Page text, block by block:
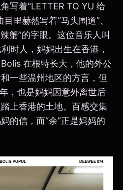
写着“LETTER TO YU 给
里赫然写着“马头围道”、
蟹”的字眼。这位音乐人叫
时人，妈妈出生在香港，
在根特长大，他的外公
一些温州地区的方言，但
，也是妈妈因意外离世后
上香港的土地。百感交集
的信，而“余”正是妈妈的